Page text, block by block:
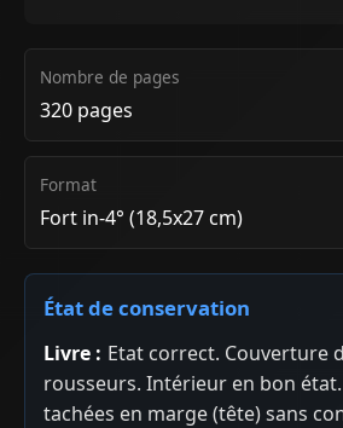
Nombre de pages
320 pages
Format
Fort in-4° (18,5x27 cm)
État de conservation
Livre : Etat correct. Couverture
rousseurs. Intérieur en bon
tachées en marge (tête) sans